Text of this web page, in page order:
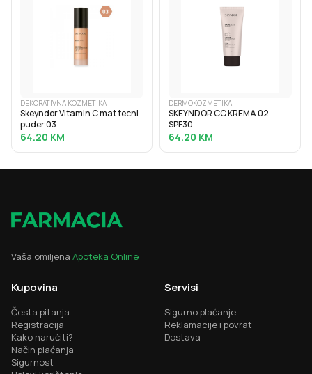
DEKORATIVNA KOZMETIKA
Skeyndor Vitamin C mat tecni
puder 03
64.20 KM
DERMOKOZMETIKA
SKEYNDOR CC KREMA 02
SPF30
64.20 KM
Vaša omiljena Apoteka Online
Kupovina
Česta pitanja
Registracija
Kako naručiti?
Način plaćanja
Sigurnost
Servisi
Sigurno plaćanje
Reklamacije i povrat
Dostava